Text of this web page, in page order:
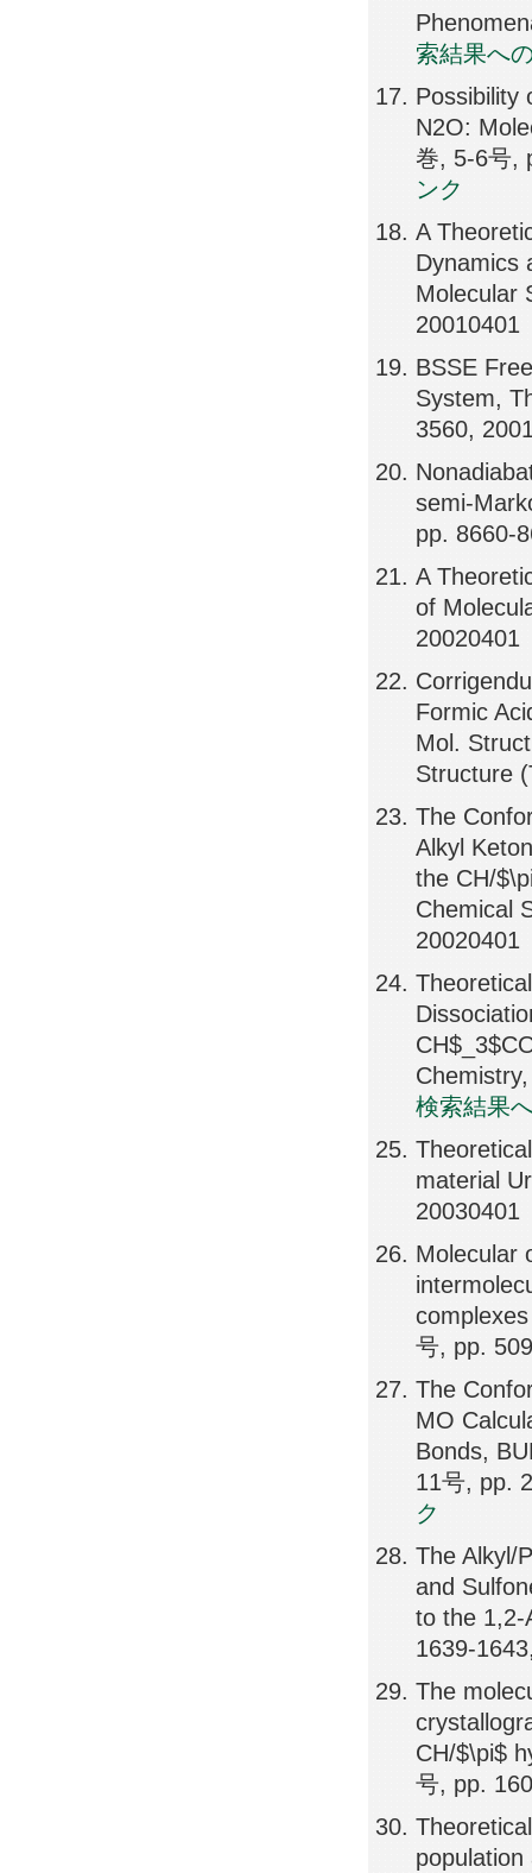
索結果へ
Possibility
N2O:
巻, 5-6号,
ンク
A
Dynamics
Molecular
20010401
BSSE
System,
3560,
semi-
pp. 8660-
A
of
20020401
Formic
Mol.
Structure
The
Alkyl
the CH/
Chemical
20020401
検索結果
material
20030401
Molecular
号, pp.
The
MO
Bonds,
11号, pp.
ク
The Alkyl/
and
to the 1,2-
1639-
The
CH/$\pi$
号, pp.